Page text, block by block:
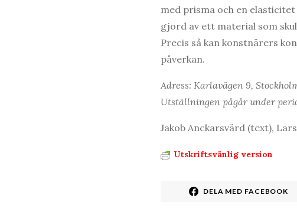
med prisma och en
gjord av ett material som
Precis så kan konstnärers
påverkan.
Adress: Karlavägen 9,
Utställningen pågår under
Jakob Anckarsvärd (text),
Utskriftsvänlig version
DELA MED FACEBOOK